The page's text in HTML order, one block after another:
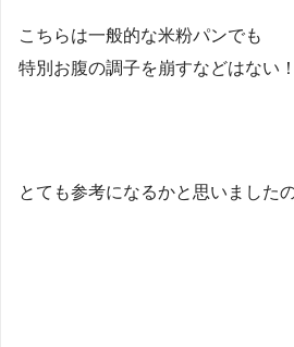
こちらは一般的な米粉パンでも
特別お腹の調子を崩すなどはない
とても参考になるかと思いました